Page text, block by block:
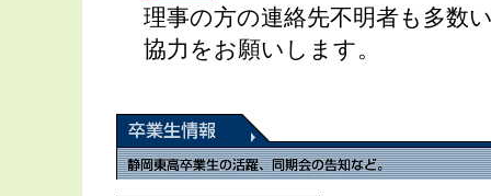
理事の方の連絡先不明者も多数
協力をお願いします。